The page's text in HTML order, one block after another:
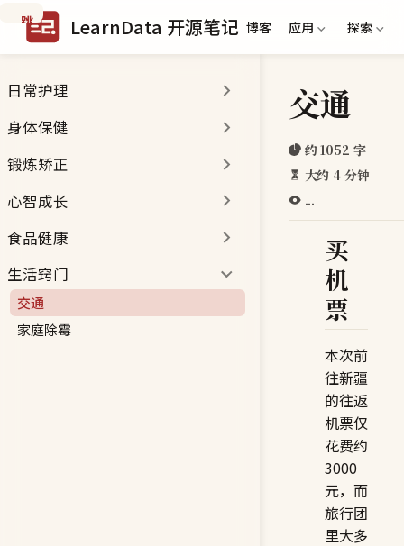
跳
到
主
内
容
LearnData 开源笔记 博客 应用 探索
日常护理
身体保健
锻炼矫正
心智成长
食品健康
生活窍门
交通
家庭除霉
交通
约 1052 字
大约 4 分钟
...
买
机
票
本次前
往新疆
的往返
机票仅
花费约
3000
元，而
旅行团
里大多